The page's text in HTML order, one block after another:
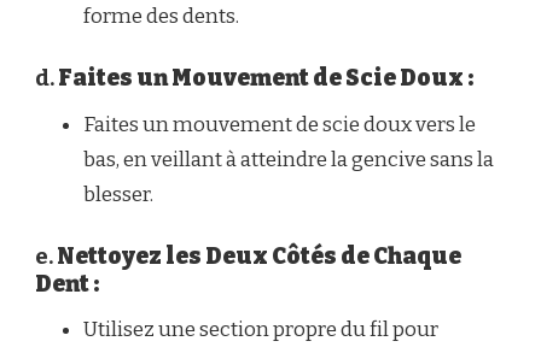
forme des dents.
d.Faites un Mouvement de Scie Doux :
Faites un mouvement de scie doux vers le
bas, en veillant à atteindre la gencive sans la
blesser.
e.Nettoyez les Deux Côtés de Chaque
Dent :
Utilisez une section propre du fil pour